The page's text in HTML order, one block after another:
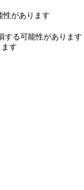
性があります
する可能性があります
す